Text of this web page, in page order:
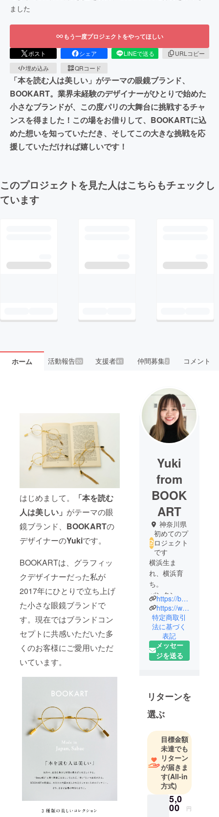
ました
もう一度プロジェクトをやってほしい
ポスト シェア LINEで送る
URLコピー
埋め込み
QRコード
「本を読む人は美しい」がテーマの眼鏡ブランド、
BOOKART。業界未経験のデザイナーがひとりで始めた
小さなブランドが、この度パリの大舞台に挑戦するチャ
ンスを得ました！この場をお借りして、BOOKARTに込
めた想いを知っていただき、そしてこの大きな挑戦を応
援していただければ嬉しいです！
このプロジェクトを見た人はこちらもチェックし
ています
ホーム 活動報告20 支援者41 仲間募集 2 コメント
はじめまして。
「本を読む
人は美しい」 がテーマの眼
鏡ブランド、 BOOKARTの
デザイナーのYukiです。
BOOKARTは、グラフィッ
クデザイナーだった私が
2017年にひとりで立ち上げ
た小さな眼鏡ブランドで
す。現在ではブランドコン
セプトに共感いただいた多
くのお客様にご愛用いただ
いています。
Yuki
from
BOOK
ART
神奈川県
初めてのプ
ロジェクト
です
横浜生ま
れ、横浜育
ち。
バンタンデ
ザイン研究
所卒。
横浜、東京
でグラ
フィックデ
し、その後
ニューヨー
クへ。
スターデザ
インや、本
の装丁、イ
ベントや店
舗のアート
ディレク
ションなど
を手掛け
https://bookartjewelry.com/
https://www.instagram.com/bookartjewelry/
特定商取引
法に基づく
表記
メッセー
ジを送る
リターンを
選ぶ
目標金額
未達でも
リターン
が届きま
す(All-in
方式)
5,0
00 円